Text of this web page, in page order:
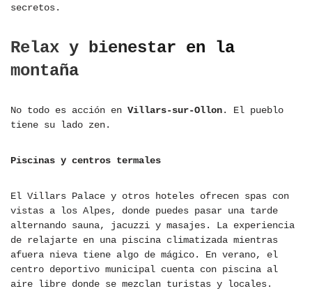
secretos.
Relax y bienestar en la
montaña
No todo es acción en Villars-sur-Ollon. El pueblo
tiene su lado zen.
Piscinas y centros termales
El Villars Palace y otros hoteles ofrecen spas con
vistas a los Alpes, donde puedes pasar una tarde
alternando sauna, jacuzzi y masajes. La experiencia
de relajarte en una piscina climatizada mientras
afuera nieva tiene algo de mágico. En verano, el
centro deportivo municipal cuenta con piscina al
aire libre donde se mezclan turistas y locales.